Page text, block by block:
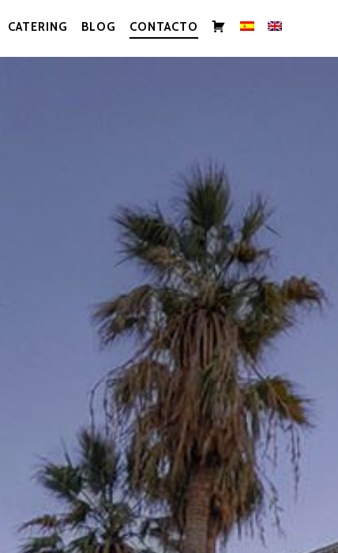
CATERING BLOG CONTACTO CARRITO